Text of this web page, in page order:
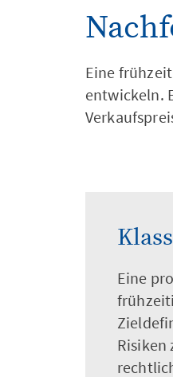
Eine
entwickeln.
Eine
Risiken